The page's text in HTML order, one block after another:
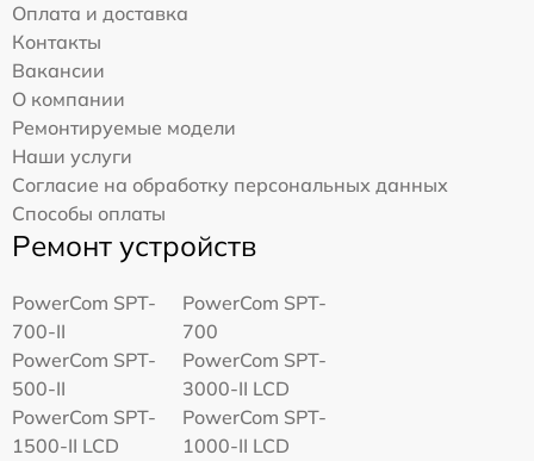
Оплата и доставка
Контакты
Вакансии
О компании
Ремонтируемые модели
Наши услуги
Согласие на обработку персональных данных
Способы оплаты
Ремонт устройств
PowerCom SPT-
700-II
PowerCom SPT-
700
PowerCom SPT-
500-II
PowerCom SPT-
3000-II LCD
PowerCom SPT-
1500-II LCD
PowerCom SPT-
1000-II LCD